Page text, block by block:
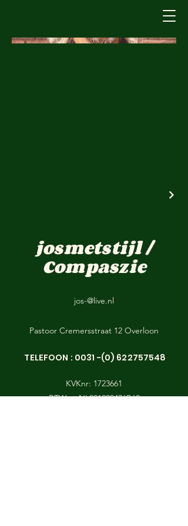
josmetstijl /
Compaszie
jos-@live.nl
Pastoor Cremersstraat 12 Overloon
TELEFOON : 0031 -(0) 622757548
KVKnr: 1723661
BTWnr: NL001899476B69